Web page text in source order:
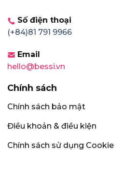
Số điện thoại
(+84)81 791 9966
Email
hello@bessi.vn
Chính sách
Chính sách bảo mật
Điều khoản & điều kiện
Chính sách sử dụng Cookie